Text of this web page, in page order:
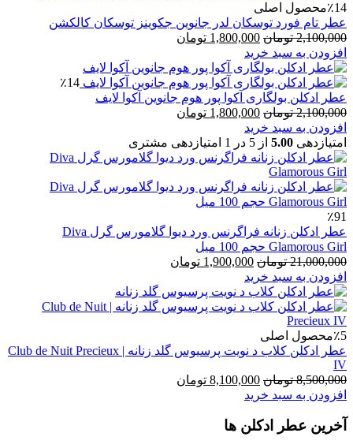
٪14محصول اصلی
عطر تام فورد توسکان لدر جانوین جکوینز توسکان کالکشن
2,100,000 تومان قیمت
اصلی
2,100,000 تومان
بود.
1,800,000 تومان
1,800,000 تومان
است.
افزودن به سبد خرید
٪14
عطر ادکلن بولگاری آکوا پور هوم جانوین آکوا لایف
2,100,000 تومان قیمت
اصلی
2,100,000 تومان
بود.
1,800,000 تومان
است.
افزودن به سبد خرید
امتیازدهی 5.00 از 5 در 1 امتیازدهی مشتری
٪91
عطر ادکلن زنانه فراگرنس ورد دیوا گلامورس گرل Diva
Glamorous Girl حجم 100 میل
21,000,000 تومان قیمت
اصلی
21,000,000 تومان
بود.
1,900,000 تومان
1,900,000 تومان
است.
افزودن به سبد خرید
٪5محصول اصلی
عطر ادکلن کلاب د نویت پرسیوس گلد زنانه | Club de Nuit Precieux
IV
8,500,000 تومان قیمت
اصلی
بود.
8,100,000 تومان
افزودن به سبد خرید
آخرین عطر ادکلن ها